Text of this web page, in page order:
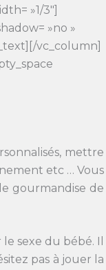
»1/3″]
»no »
vc_column]
mettre
etc … Vous
gourmandise de
sexe du bébé. Il
pas à jouer la